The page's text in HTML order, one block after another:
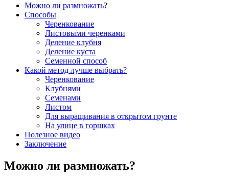
Можно ли размножать?
Способы
Черенкование
Листовыми черенками
Деление клубня
Деление куста
Семенной способ
Какой метод лучше выбрать?
Черенкование
Клубнями
Семенами
Листом
Для выращивания в открытом грунте
На улице в горшках
Полезное видео
Заключение
Можно ли размножать?